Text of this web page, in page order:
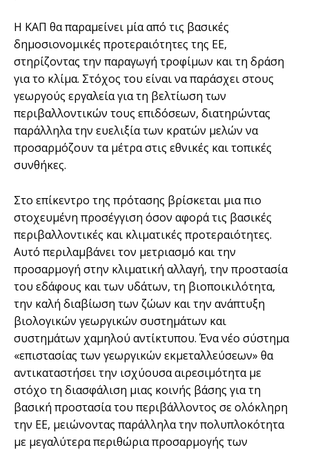
Η ΚΑΠ θα παραμείνει μία από τις βασικές
δημοσιονομικές προτεραιότητες της ΕΕ,
στηρίζοντας την παραγωγή τροφίμων και τη δράση
για το κλίμα. Στόχος του είναι να παράσχει στους
γεωργούς εργαλεία για τη βελτίωση των
περιβαλλοντικών τους επιδόσεων, διατηρώντας
παράλληλα την ευελιξία των κρατών μελών να
προσαρμόζουν τα μέτρα στις εθνικές και τοπικές
συνθήκες.
Στο επίκεντρο της πρότασης βρίσκεται μια πιο
στοχευμένη προσέγγιση όσον αφορά τις βασικές
περιβαλλοντικές και κλιματικές προτεραιότητες.
Αυτό περιλαμβάνει τον μετριασμό και την
προσαρμογή στην κλιματική αλλαγή, την προστασία
του εδάφους και των υδάτων, τη βιοποικιλότητα,
την καλή διαβίωση των ζώων και την ανάπτυξη
βιολογικών γεωργικών συστημάτων και
συστημάτων χαμηλού αντίκτυπου. Ένα νέο σύστημα
«επιστασίας των γεωργικών εκμεταλλεύσεων» θα
αντικαταστήσει την ισχύουσα αιρεσιμότητα με
στόχο τη διασφάλιση μιας κοινής βάσης για τη
βασική προστασία του περιβάλλοντος σε ολόκληρη
την ΕΕ, μειώνοντας παράλληλα την πολυπλοκότητα
με μεγαλύτερα περιθώρια προσαρμογής των